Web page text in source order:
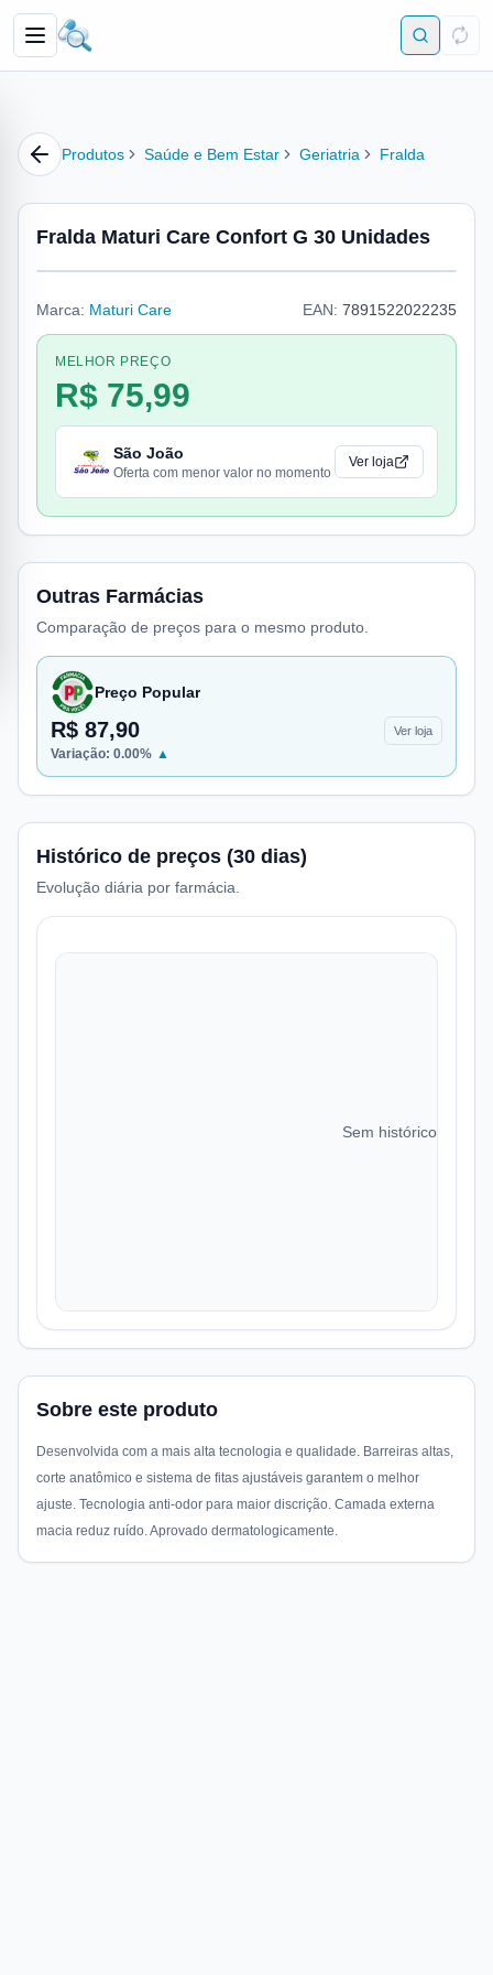
Produtos Saúde e Bem Estar Geriatria Fralda
Fralda Maturi Care Confort G 30 Unidades
Marca: Maturi Care EAN: 7891522022235
MELHOR PREÇO
R$ 75,99
São João
Oferta com menor valor no momento
Ver loja
Outras Farmácias
Comparação de preços para o mesmo produto.
Preço Popular
R$ 87,90 Ver loja
Variação: 0.00% ▲
Histórico de preços (30 dias)
Evolução diária por farmácia.
Sem histórico de
Sobre este produto
Desenvolvida com a mais alta tecnologia e qualidade. Barreiras altas,
corte anatômico e sistema de fitas ajustáveis garantem o melhor
ajuste. Tecnologia anti-odor para maior discrição. Camada externa
macia reduz ruído. Aprovado dermatologicamente.